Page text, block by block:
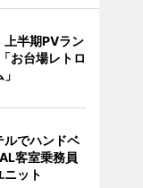
上半期PVラン
お台場レトロ
ルでハンドベ
客室乗務員
ニット